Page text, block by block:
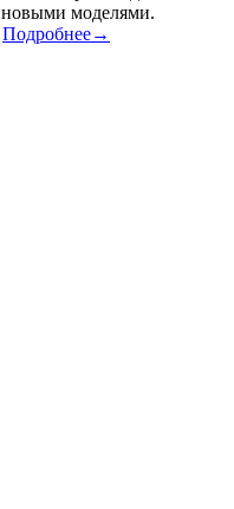
новыми моделями.
Подробнее→